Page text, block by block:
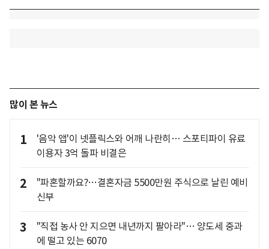
많이 본 뉴스
1
'음악 앱'이 넷플릭스와 어깨 나란히… 스포티파이 유료
이용자 3억 돌파 비결은
2
"파혼할까요?…결혼자금 5500만원 주식으로 날린 예비
신부
3
"직접 농사 안 지으면 내년까지 팔아라"… 양도세 중과
에 떨고 있는 6070